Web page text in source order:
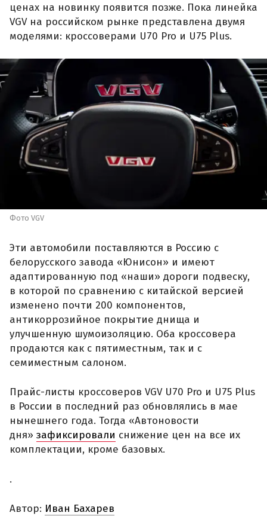
ценах на новинку появится позже. Пока линейка
VGV на российском рынке представлена двумя
моделями: кроссоверами U70 Pro и U75 Plus.
Фото VGV
Эти автомобили поставляются в Россию с
белорусского завода «Юнисон» и имеют
адаптированную под «наши» дороги подвеску,
в которой по сравнению с китайской версией
изменено почти 200 компонентов,
антикоррозийное покрытие днища и
улучшенную шумоизоляцию. Оба кроссовера
продаются как с пятиместным, так и с
семиместным салоном.
Прайс-листы кроссоверов VGV U70 Pro и U75 Plus
в России в последний раз обновлялись в мае
нынешнего года. Тогда «Автоновости
дня» зафиксировали снижение цен на все их
комплектации, кроме базовых.
.
Автор: Иван Бахарев